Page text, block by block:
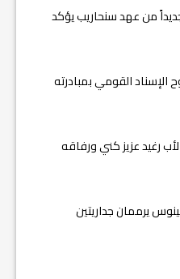
من عهد سنحاريب يؤكد
الإسناد القومي بمبادرته
الأب رغيد عزيز كني ورفاقه
يرممان جداريتين